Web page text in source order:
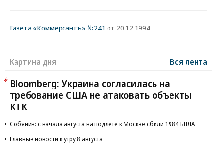
Газета «Коммерсантъ» №241 от 20.12.1994
Картина дня Вся лента
Bloomberg: Украина согласилась на
требование США не атаковать объекты
КТК
Собянин: с начала августа на подлете к Москве сбили 1984 БПЛА
Главные новости к утру 8 августа